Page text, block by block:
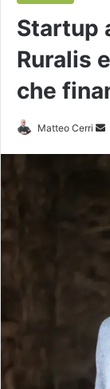
Startup
Ruralis
che
Matteo Cerri